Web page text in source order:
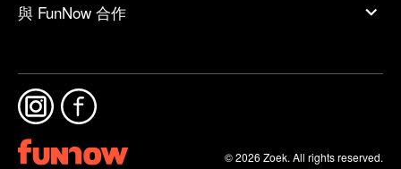
與 FunNow 合作
© 2026 Zoek. All rights reserved.